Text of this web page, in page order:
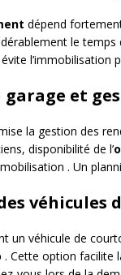
dépend
le temps
évite l’immobilisation
et
la gestion des
disponibilité de l’
. Un
véhicules
un véhicule de
. Cette option facilite